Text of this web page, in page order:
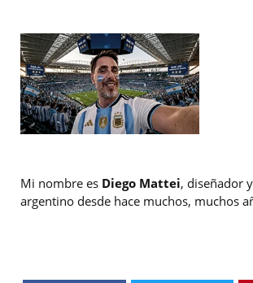
Mi nombre es Diego Mattei, diseñador
argentino desde hace muchos, muchos